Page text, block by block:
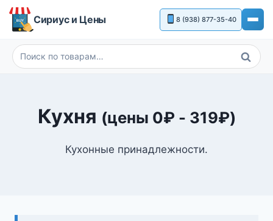
Перейти
Сириус и Цены 8 (938) 877-35-40
Искать:
Поиск
Кухня (цены 0₽ - 319₽)
Кухонные принадлежности.